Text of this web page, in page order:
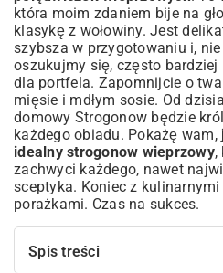
która moim zdaniem bije na
klasykę z wołowiny. Jest
szybsza w przygotowaniu i, nie
oszukujmy się, często bardziej
dla portfela. Zapomnijcie o
mięsie i mdłym sosie. Od
domowy Strogonow będzie
każdego obiadu. Pokażę wam,
idealny strogonow wieprzowy,
zachwyci każdego, nawet
sceptyka. Koniec z kulinarnymi
porażkami. Czas na sukces.
Spis treści